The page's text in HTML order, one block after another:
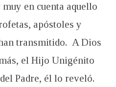
en cuenta aquello
apóstoles y
transmitido. A Dios
el Hijo Unigénito
Padre, él lo reveló.